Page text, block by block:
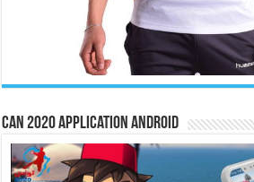
CAN 2020 Application Android